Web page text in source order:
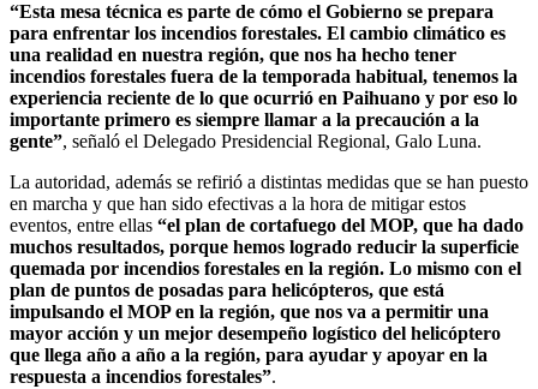
“Esta mesa técnica es parte de cómo el Gobierno se prepara
para enfrentar los incendios forestales. El cambio climático es
una realidad en nuestra región, que nos ha hecho tener
incendios forestales fuera de la temporada habitual, tenemos la
experiencia reciente de lo que ocurrió en Paihuano y por eso lo
importante primero es siempre llamar a la precaución a la
gente”, señaló el Delegado Presidencial Regional, Galo Luna.
La autoridad, además se refirió a distintas medidas que se han puesto
en marcha y que han sido efectivas a la hora de mitigar estos
eventos, entre ellas “el plan de cortafuego del MOP, que ha dado
muchos resultados, porque hemos logrado reducir la superficie
quemada por incendios forestales en la región. Lo mismo con el
plan de puntos de posadas para helicópteros, que está
impulsando el MOP en la región, que nos va a permitir una
mayor acción y un mejor desempeño logístico del helicóptero
que llega año a año a la región, para ayudar y apoyar en la
respuesta a incendios forestales”.